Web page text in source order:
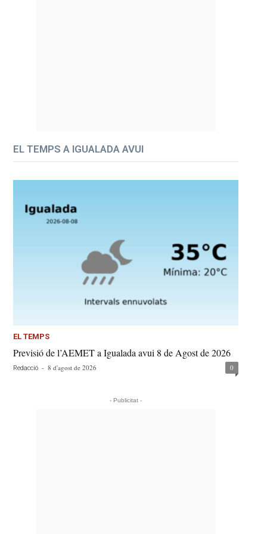
EL TEMPS A IGUALADA AVUI
EL TEMPS
Previsió de l’AEMET a Igualada avui 8 de Agost de 2026
Redacció - 8 d'agost de 2026 0
- Publicitat -